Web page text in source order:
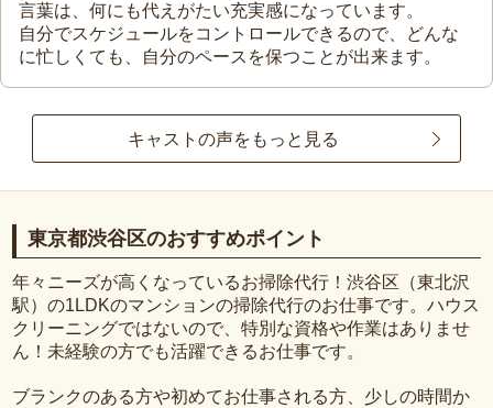
言葉は、何にも代えがたい充実感になっています。
自分でスケジュールをコントロールできるので、どんな
に忙しくても、自分のペースを保つことが出来ます。
キャストの声をもっと見る
東京都渋谷区のおすすめポイント
年々ニーズが高くなっているお掃除代行！渋谷区（東北沢
駅）の1LDKのマンションの掃除代行のお仕事です。ハウス
クリーニングではないので、特別な資格や作業はありませ
ん！未経験の方でも活躍できるお仕事です。
ブランクのある方や初めてお仕事される方、少しの時間か